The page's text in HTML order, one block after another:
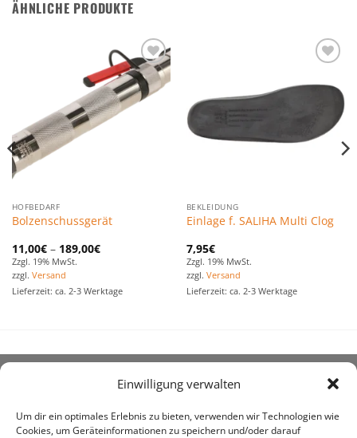
Einwilligung verwalten
Um dir ein optimales Erlebnis zu bieten, verwenden wir Technologien wie
Cookies, um Geräteinformationen zu speichern und/oder darauf
ÄHNLICHE PRODUKTE
Zu den
Favoriten
hinzufügen
HOFBEDARF
Bolzenschussgerät
11,00€– 189,00€
Zzgl. 19% MwSt.
zzgl. Versand
Lieferzeit: ca. 2-3 Werktage
Favoriten
BEKLEIDUNG
Einlage f. SALIHA Multi Clog
7,95€
Zzgl. 19% MwSt.
zzgl. Versand
Lieferzeit: ca. 2-3 Werktage